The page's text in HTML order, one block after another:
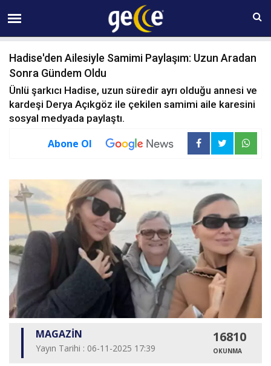
07 AĞUSTOS Cuma 21:25
Hadise'den Ailesiyle Samimi Paylaşım: Uzun Aradan
Sonra Gündem Oldu
Ünlü şarkıcı Hadise, uzun süredir ayrı olduğu annesi ve
kardeşi Derya Açıkgöz ile çekilen samimi aile karesini
sosyal medyada paylaştı.
Abone Ol
MAGAZİN
Yayın Tarihi : 06-11-2025 17:39
16810
OKUNMA